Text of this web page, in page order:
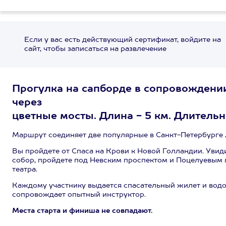
Если у вас есть действующий сертификат, войдите на
сайт, чтобы записаться на развлечение
Прогулка на сапборде в
через
цветные мосты. Длина - 5 км.
Маршрут соединяет две популярные в Санкт-Петербурге
Вы пройдете от Спаса на Крови к Новой Голландии.
собор, пройдете под Невским проспектом и
театра.
Каждому участнику выдается спасательный жилет и
сопровождает опытный инструктор.
Места старта и финиша не совпадают.